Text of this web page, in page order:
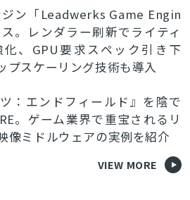
ン「Leadwerks Game Engin
。レンダラー刷新でライティ
、GPU要求スペック引き下
プスケーリング技術も導入
ツ：エンドフィールド』を陰で
。ゲーム業界で重宝されるリ
像ミドルウェアの実例を紹介
VIEW MORE